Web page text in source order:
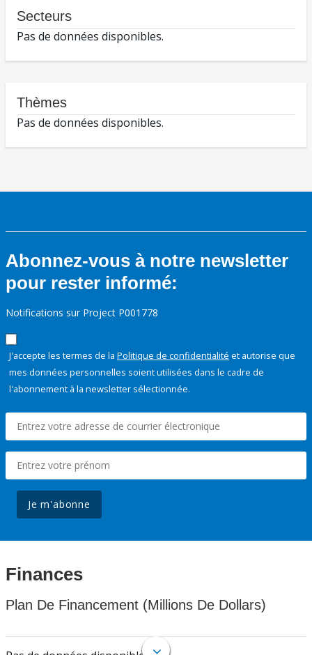
Secteurs
Pas de données disponibles.
Thèmes
Pas de données disponibles.
Abonnez-vous à notre newsletter
pour rester informé:
Notifications sur Project P001778
J'accepte les termes de la Politique de confidentialité et autorise que
mes données personnelles soient utilisées dans le cadre de
l'abonnement à la newsletter sélectionnée.
Je m'abonne
Finances
Plan De Financement (Millions De Dollars)